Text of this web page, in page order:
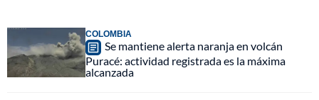
COLOMBIA
Se mantiene alerta naranja en volcán
Puracé: actividad registrada es la máxima
alcanzada